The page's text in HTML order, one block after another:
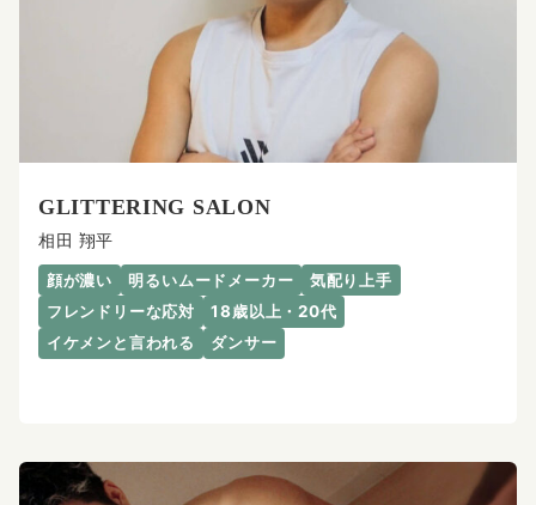
GLITTERING SALON
相田 翔平
顔が濃い 明るいムードメーカー
気配り上手
フレンドリーな応対
18歳以上・20代
イケメンと言われる
ダンサー